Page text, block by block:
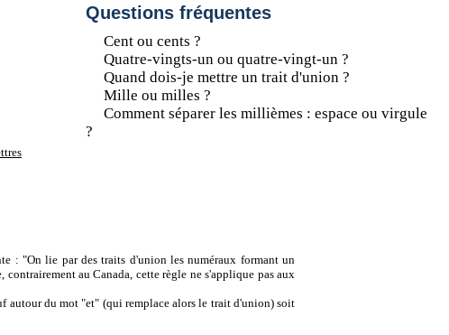
Questions fréquentes
Cent ou cents ?
Quatre-vingts-un ou quatre-vingt-un ?
Quand dois-je mettre un trait d'union ?
Mille ou milles ?
Comment séparer les millièmes : espace ou virgule
?
: "On lie par des traits d'union les numéraux formant un
au Canada, cette règle ne s'applique pas aux
autour du mot "et" (qui remplace alors le trait d'union) soit